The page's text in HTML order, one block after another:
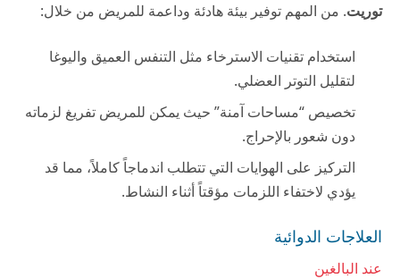
توريت. من المهم توفير بيئة هادئة وداعمة للمريض من خلال:
استخدام تقنيات الاسترخاء مثل التنفس العميق واليوغا
لتقليل التوتر العضلي.
تخصيص “مساحات آمنة” حيث يمكن للمريض تفريغ لزماته
دون شعور بالإحراج.
التركيز على الهوايات التي تتطلب اندماجاً كاملاً، مما قد
يؤدي لاختفاء اللزمات مؤقتاً أثناء النشاط.
العلاجات الدوائية
عند البالغين